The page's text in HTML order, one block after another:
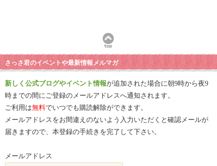
さっさ君のイベントや最新情報メルマガ
新しく公式ブログやイベント情報が追加された場合に朝9時から夜9
時までの間にご登録のメールアドレスへ通知されます。
ご利用は無料でいつでも購読解除ができます。
メールアドレスをお間違えのないよう入力いただくと確認メールが
届きますので、本登録の手続きを完了して下さい。
メールアドレス